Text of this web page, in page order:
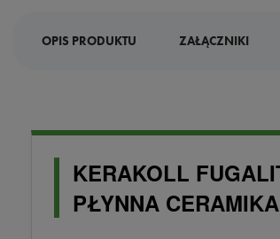
OPIS PRODUKTU ZAŁĄCZNIKI
KERAKOLL
PŁYNNA